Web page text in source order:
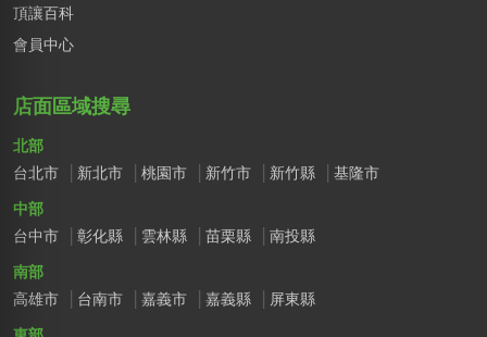
頂讓百科
會員中心
店面區域搜尋
北部
台北市
新北市 桃園市 新竹市 新竹縣
基隆市
中部
台中市
彰化縣 雲林縣 苗栗縣
南投縣
南部
高雄市
台南市 嘉義市 嘉義縣
屏東縣